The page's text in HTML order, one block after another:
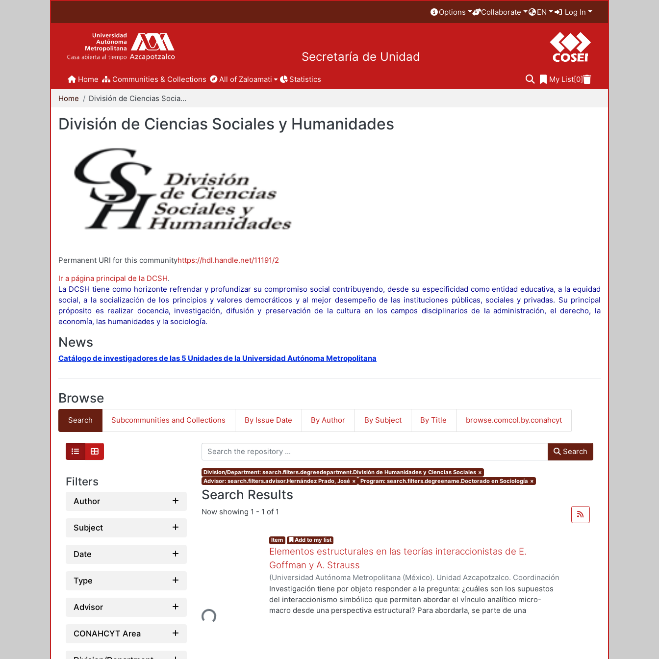
Options Collaborate EN Log In
Secretaría de Unidad
Home Communities & Collections All of Zaloamati Statistics My List[0]
Home División de Ciencias Sociales y Humanidades
División de Ciencias Sociales y Humanidades
Permanent URI for this communityhttps://hdl.handle.net/11191/2
Ir a página principal de la DCSH.
La DCSH tiene como horizonte refrendar y profundizar su compromiso social contribuyendo, desde su especificidad como entidad educativa, a la equidad
social, a la socialización de los principios y valores democráticos y al mejor desempeño de las instituciones públicas, sociales y privadas. Su principal
próposito es realizar docencia, investigación, difusión y preservación de la cultura en los campos disciplinarios de la administración, el derecho, la
economía, las humanidades y la sociología.
News
Catálogo de investigadores de las 5 Unidades de la Universidad Autónoma Metropolitana
Browse
Search Subcommunities and Collections By Issue Date By Author By Subject By Title browse.comcol.by.conahcyt
Filters
Author
Subject
Date
Type
Advisor
CONAHCYT Area
Search
Division/Department: search.filters.degreedepartment.División de Humanidades y Ciencias Sociales ×
Advisor: search.filters.advisor.Hernández Prado, José × Program: search.filters.degreename.Doctorado en Sociología ×
Search Results
Now showing 1 - 1 of 1
Loading...
Item Add to my list
Elementos estructurales en las teorías interaccionistas de E.
Goffman y A. Strauss
(Universidad Autónoma Metropolitana (México). Unidad Azcapotzalco. Coordinación
de Servicios de Información.,2012)Gaytan Sánchez, Amalia Patricia
Investigación tiene por objeto responder a la pregunta: ¿cuáles son los supuestos
del interaccionismo simbólico que permiten abordar el vínculo analítico micro-
macro desde una perspectiva estructural? Para abordarla, se parte de una